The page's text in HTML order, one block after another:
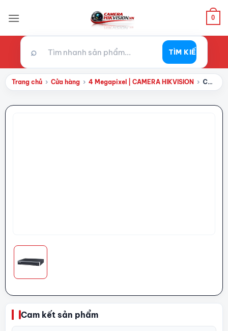
qua
0
⌕ TÌM KIẾM
Trang chủ › Cửa hàng › 4 Megapixel | CAMERA HIKVISION › Camera Speed Dome Mini Hikvision IP DS-2DE2C400MW-DE
Cam kết sản phẩm